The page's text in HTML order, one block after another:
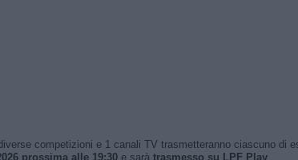
competizioni e 1 canali TV trasmetteranno ciascuno di
prossima alle 19:30e sarà trasmesso su LPF Play.